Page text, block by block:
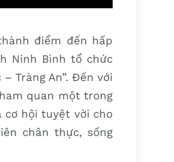
điểm đến hấp
Ninh Bình tổ chức
Tràng An”. Đến với
quan một trong
cơ hội tuyệt vời cho
chân thực, sống